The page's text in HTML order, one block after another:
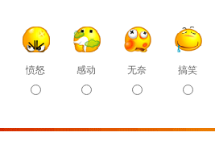
愤怒 感动 无奈 搞笑